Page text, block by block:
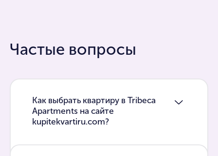
Частые вопросы
Как выбрать квартиру в Tribeca
Apartments на сайте
kupitekvartiru.com?